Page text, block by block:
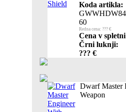
Koda artikla:
60
Redna cena: ??? €
Cena v spletni
Črni luknji:
??? €
Dwarf Master
Weapon